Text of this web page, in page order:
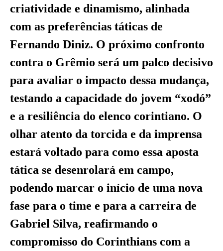
criatividade e dinamismo, alinhada
com as preferências táticas de
Fernando Diniz. O próximo confronto
contra o Grêmio será um palco decisivo
para avaliar o impacto dessa mudança,
testando a capacidade do jovem “xodó”
e a resiliência do elenco corintiano. O
olhar atento da torcida e da imprensa
estará voltado para como essa aposta
tática se desenrolará em campo,
podendo marcar o início de uma nova
fase para o time e para a carreira de
Gabriel Silva, reafirmando o
compromisso do Corinthians com a